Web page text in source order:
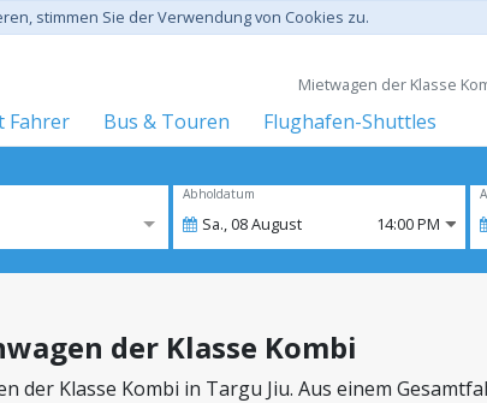
stimmen Sie der Verwendung von Cookies zu.
Mietwagen der Klasse
Fahrer Bus & Touren
Flughafen-Shuttles
Abholdatum
Sa.,08August 14:00 PM
der Klasse Kombi
der Klasse Kombi in Targu Jiu. Aus einem